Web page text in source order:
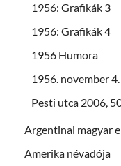
1956: Grafikák 3
1956: Grafikák 4
1956 Humora
1956. november
Pesti utca 2006,
Argentinai magyar
Amerika névadója